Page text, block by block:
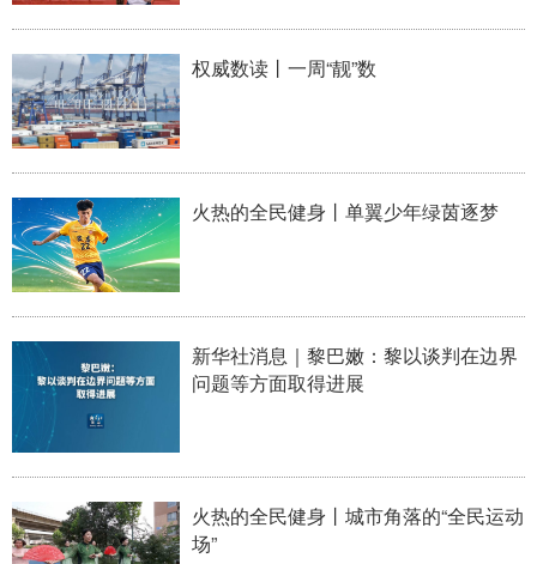
权威数读丨一周“靓”数
火热的全民健身丨单翼少年绿茵逐梦
新华社消息｜黎巴嫩：黎以谈判在边界
问题等方面取得进展
火热的全民健身丨城市角落的“全民运动
场”